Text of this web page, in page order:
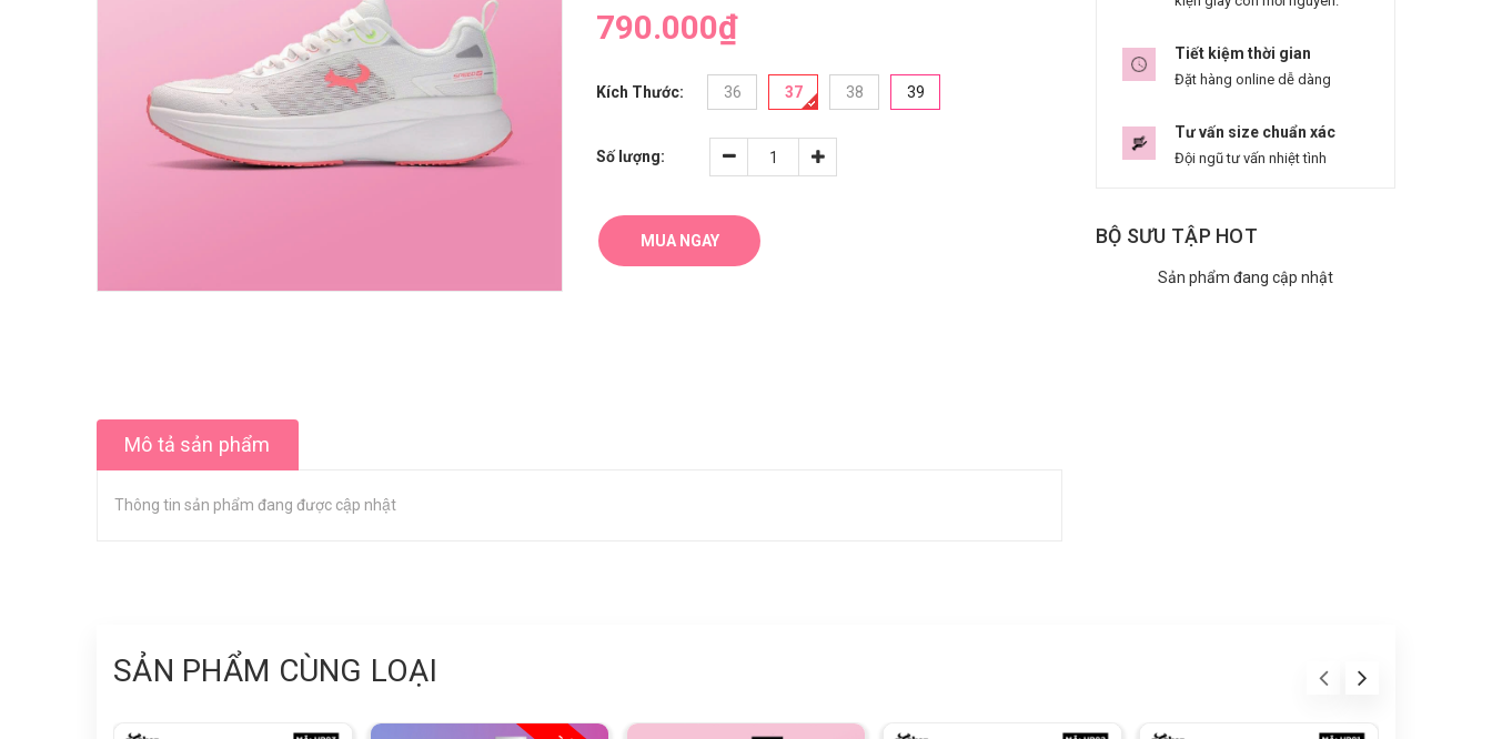
790.000₫
Kích Thước: 36 37 38 39
Số lượng:
MUA NGAY
Mô tả sản phẩm
Thông tin sản phẩm đang được cập nhật
Tiết kiệm thời gian
Đặt hàng online dễ dàng
Tư vấn size chuẩn xác
Đội ngũ tư vấn nhiệt tình
BỘ SƯU TẬP HOT
Sản phẩm đang cập nhật
SẢN PHẨM CÙNG LOẠI